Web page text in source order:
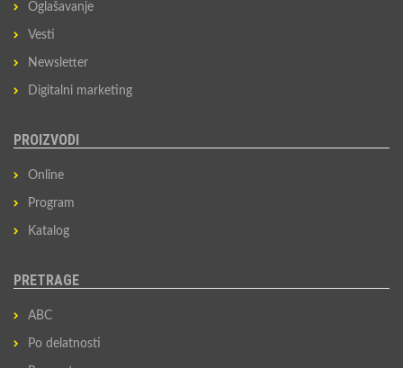
Oglašavanje
Vesti
Newsletter
Digitalni marketing
PROIZVODI
Online
Program
Katalog
PRETRAGE
ABC
Po delatnosti